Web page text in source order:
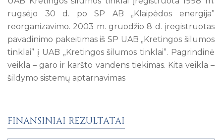
rugsėjo 30 d. po SP AB „Klaipėdos energija”
reorganizavimo. 2003 m. gruodžio 8 d. įregistruotas
pavadinimo pakeitimas iš SP UAB „Kretingos šilumos
tinklai” į UAB „Kretingos šilumos tinklai”. Pagrindinė
veikla – garo ir karšto vandens tiekimas. Kita veikla –
šildymo sistemų aptarnavimas
FINANSINIAI REZULTATAI